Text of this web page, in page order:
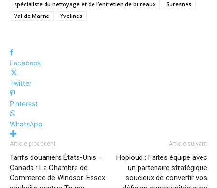
spécialiste du nettoyage et de l’entretien de bureaux
Suresnes
Val de Marne
Yvelines
Facebook
Twitter
Pinterest
WhatsApp
Article précédent
Tarifs douaniers États-Unis –
Canada : La Chambre de
Commerce de Windsor-Essex
Article suivant
Hoploud : Faites équipe avec
un partenaire stratégique
soucieux de convertir vos